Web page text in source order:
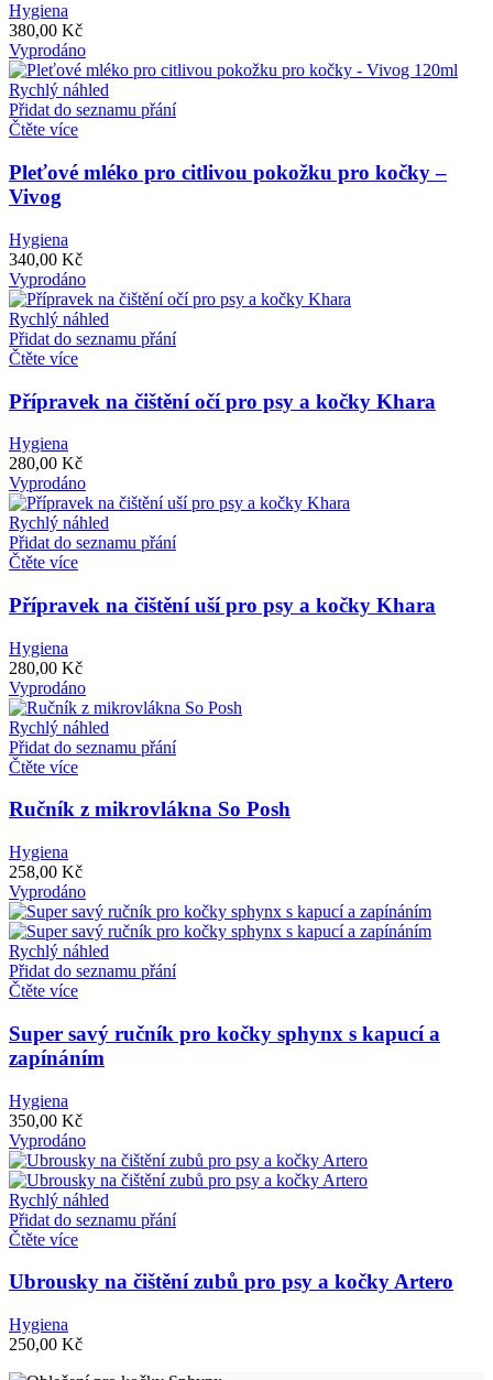
Hygiena
380,00 Kč
Vyprodáno
Rychlý náhled
Přidat do seznamu přání
Čtěte více
Pleťové mléko pro citlivou pokožku pro kočky –
Vivog
Hygiena
340,00 Kč
Vyprodáno
Rychlý náhled
Přidat do seznamu přání
Čtěte více
Přípravek na čištění očí pro psy a kočky Khara
Hygiena
280,00 Kč
Vyprodáno
Rychlý náhled
Přidat do seznamu přání
Čtěte více
Přípravek na čištění uší pro psy a kočky Khara
Hygiena
280,00 Kč
Vyprodáno
Rychlý náhled
Přidat do seznamu přání
Čtěte více
Ručník z mikrovlákna So Posh
Hygiena
258,00 Kč
Vyprodáno
Rychlý náhled
Přidat do seznamu přání
Čtěte více
Super savý ručník pro kočky sphynx s kapucí a
zapínáním
Hygiena
350,00 Kč
Vyprodáno
Rychlý náhled
Přidat do seznamu přání
Čtěte více
Ubrousky na čištění zubů pro psy a kočky Artero
Hygiena
250,00 Kč